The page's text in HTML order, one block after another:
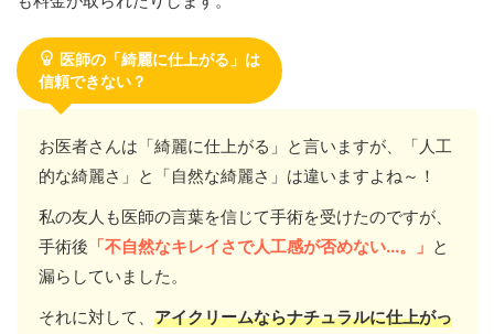
医師の「綺麗に仕上がる」は
信頼できない？
お医者さんは「綺麗に仕上がる」と言いますが、「人工
的な綺麗さ」と「自然な綺麗さ」は違いますよね～！
私の友人も医師の言葉を信じて手術を受けたのですが、
手術後 「不自然なキレイさで人工感が否めない...。」 と
漏らしていました。
それに対して、 アイクリームならナチュラルに仕上がっ